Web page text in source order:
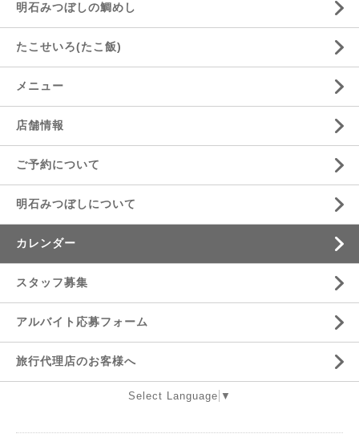
明石みつぼしの鯛めし
たこせいろ(たこ飯)
メニュー
店舗情報
ご予約について
明石みつぼしについて
カレンダー
スタッフ募集
アルバイト応募フォーム
旅行代理店のお客様へ
Select Language ▼